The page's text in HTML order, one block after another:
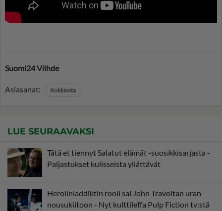
Suomi24 Viihde
Asiasanat: Kokkisota
LUE SEURAAVAKSI
Tätä et tiennyt Salatut elämät -suosikkisarjasta -
Paljastukset kulisseista yllättävät
Heroiiniaddiktin rooli sai John Travoltan uran
nousukiitoon - Nyt kulttileffa Pulp Fiction tv:stä